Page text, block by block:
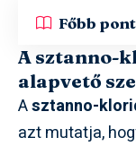
Főbb
A sztanno-
alapvető
Asztanno-
azt mutatja,